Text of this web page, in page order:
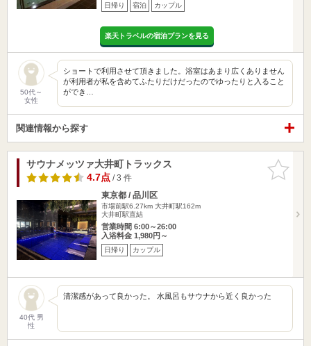
日帰り 宿泊 カップル
楽天トラベルの宿泊プランを見る
50代～
女性
ショートで利用させて頂きました。浴室はあまり広くありません
が利用者が私を含めてふたりだけだったのでゆったりと入ること
ができ…
関連情報から探す
お気に入
りに追加
サウナメッツァ大井町トラックス
4.7点/ 3 件
東京都 / 品川区
市場前駅6.27km 大井町駅162m
大井町駅直結
営業時間 6:00～26:00
入浴料金 1,980円～
日帰り カップル
40代 男
性
清潔感があって良かった。 水風呂もサウナから近く良かった